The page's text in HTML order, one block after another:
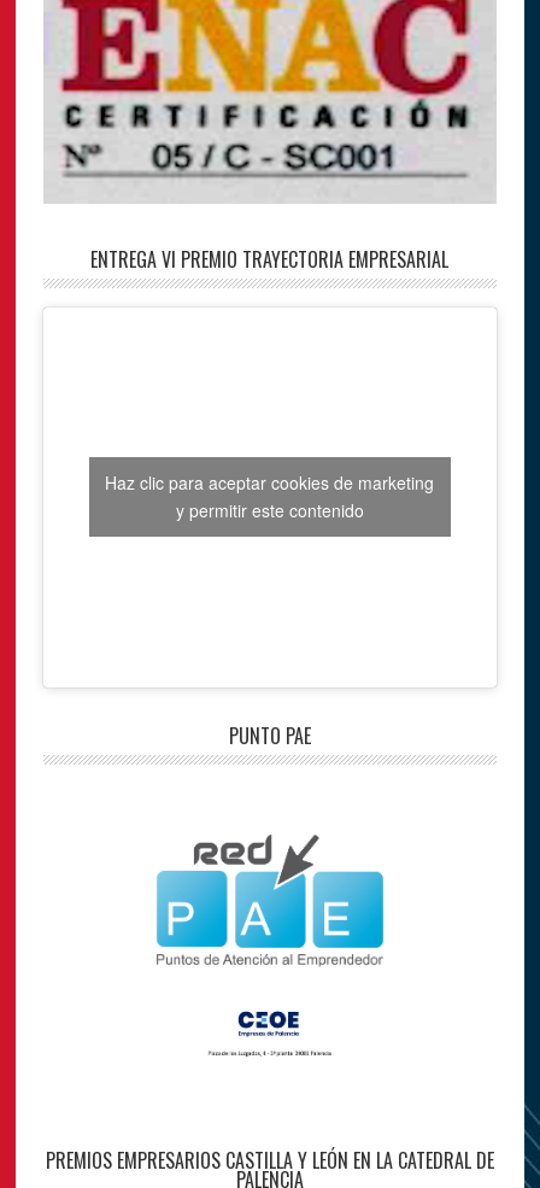
ENTREGA VI PREMIO TRAYECTORIA EMPRESARIAL
Haz clic para aceptar cookies de marketing
y permitir este contenido
PUNTO PAE
PREMIOS EMPRESARIOS CASTILLA Y LEÓN EN LA CATEDRAL DE
PALENCIA